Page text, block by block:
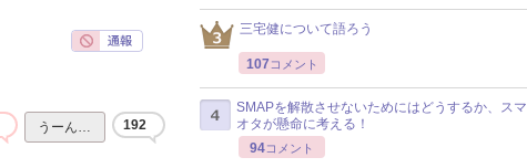
うーん… 192
三宅健について語ろう
107 コメント
SMAPを解散させないためにはどうするか、スマ
オタが懸命に考える！
94コメント